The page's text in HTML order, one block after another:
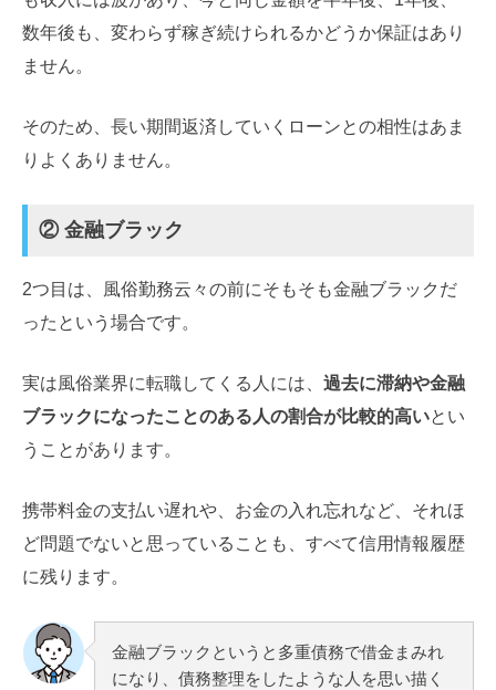
数年後も、変わらず稼ぎ続けられるかどうか保証はあり
ません。
そのため、長い期間返済していくローンとの相性はあま
りよくありません。
② 金融ブラック
2つ目は、風俗勤務云々の前にそもそも金融ブラックだ
ったという場合です。
実は風俗業界に転職してくる人には、 過去に滞納や金融
ブラックになったことのある人の割合が比較的高いとい
うことがあります。
携帯料金の支払い遅れや、お金の入れ忘れなど、それほ
ど問題でないと思っていることも、すべて信用情報履歴
に残ります。
金融ブラックというと多重債務で借金まみれ
になり、債務整理をしたような人を思い描く